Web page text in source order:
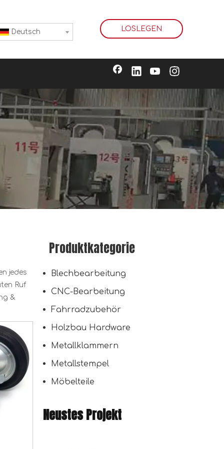
Deutsch LOSLEGEN
jedes
Ruf
&
Produktkategorie
Blechbearbeitung
CNC-Bearbeitung
Fahrradzubehör
Holzbau Hardware
Metallklammern
Metallstempel
Möbelteile
Neustes Projekt